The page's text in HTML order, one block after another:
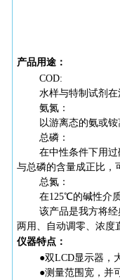
产品用途：
COD:
水样与特制试剂
氨氮：
以游离态的氨或
总磷：
在中性条件下用
与总磷的含量成正比，
总氮：
在125℃的碱性介
该产品是我方将
两用、自动调零、浓度
仪器特点：
●双LCD显示器，
●测量范围宽，并